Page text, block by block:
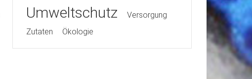
Umweltschutz
Versorgung
Zutaten
Ökologie